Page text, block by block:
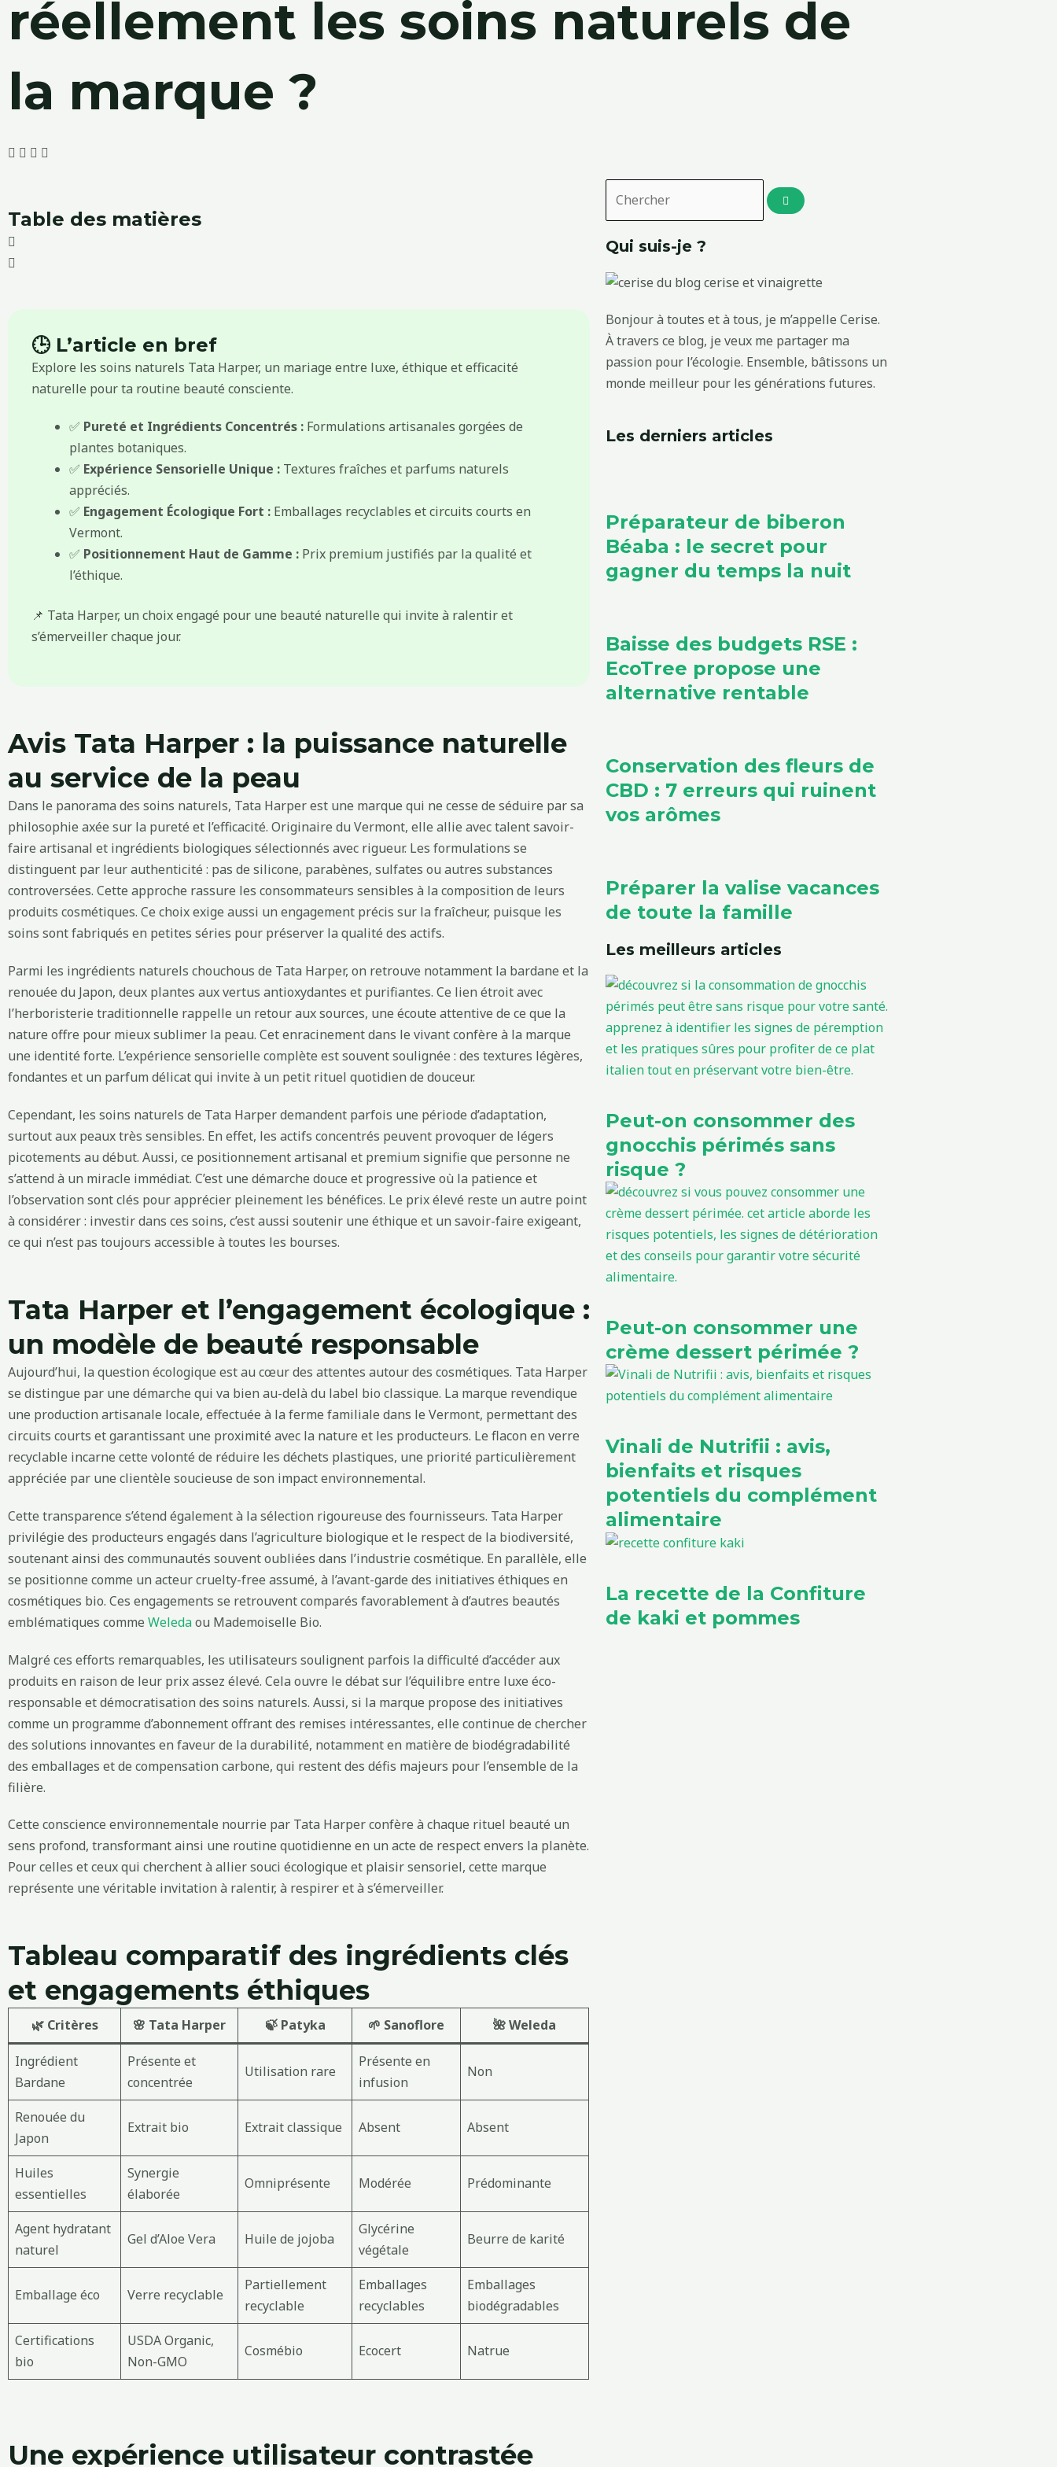
réellement les soins naturels de
la marque ?
Table des matières
🕒 L’article en bref
Explore les soins naturels Tata Harper, un mariage entre luxe, éthique et efficacité
naturelle pour ta routine beauté consciente.
✅ Pureté et Ingrédients Concentrés : Formulations artisanales gorgées de
plantes botaniques.
✅ Expérience Sensorielle Unique : Textures fraîches et parfums naturels
appréciés.
✅ Engagement Écologique Fort : Emballages recyclables et circuits courts en
Vermont.
✅ Positionnement Haut de Gamme : Prix premium justifiés par la qualité et
l’éthique.
📌 Tata Harper, un choix engagé pour une beauté naturelle qui invite à ralentir et
s’émerveiller chaque jour.
Avis Tata Harper : la puissance naturelle
au service de la peau
Dans le panorama des soins naturels, Tata Harper est une marque qui ne cesse de séduire par sa
philosophie axée sur la pureté et l’efficacité. Originaire du Vermont, elle allie avec talent savoir-
faire artisanal et ingrédients biologiques sélectionnés avec rigueur. Les formulations se
distinguent par leur authenticité : pas de silicone, parabènes, sulfates ou autres substances
controversées. Cette approche rassure les consommateurs sensibles à la composition de leurs
produits cosmétiques. Ce choix exige aussi un engagement précis sur la fraîcheur, puisque les
soins sont fabriqués en petites séries pour préserver la qualité des actifs.
Parmi les ingrédients naturels chouchous de Tata Harper, on retrouve notamment la bardane et la
renouée du Japon, deux plantes aux vertus antioxydantes et purifiantes. Ce lien étroit avec
l’herboristerie traditionnelle rappelle un retour aux sources, une écoute attentive de ce que la
nature offre pour mieux sublimer la peau. Cet enracinement dans le vivant confère à la marque
une identité forte. L’expérience sensorielle complète est souvent soulignée : des textures légères,
fondantes et un parfum délicat qui invite à un petit rituel quotidien de douceur.
Cependant, les soins naturels de Tata Harper demandent parfois une période d’adaptation,
surtout aux peaux très sensibles. En effet, les actifs concentrés peuvent provoquer de légers
picotements au début. Aussi, ce positionnement artisanal et premium signifie que personne ne
s’attend à un miracle immédiat. C’est une démarche douce et progressive où la patience et
l’observation sont clés pour apprécier pleinement les bénéfices. Le prix élevé reste un autre point
à considérer : investir dans ces soins, c’est aussi soutenir une éthique et un savoir-faire exigeant,
ce qui n’est pas toujours accessible à toutes les bourses.
Tata Harper et l’engagement écologique :
un modèle de beauté responsable
Aujourd’hui, la question écologique est au cœur des attentes autour des cosmétiques. Tata Harper
se distingue par une démarche qui va bien au-delà du label bio classique. La marque revendique
une production artisanale locale, effectuée à la ferme familiale dans le Vermont, permettant des
circuits courts et garantissant une proximité avec la nature et les producteurs. Le flacon en verre
recyclable incarne cette volonté de réduire les déchets plastiques, une priorité particulièrement
appréciée par une clientèle soucieuse de son impact environnemental.
Cette transparence s’étend également à la sélection rigoureuse des fournisseurs. Tata Harper
privilégie des producteurs engagés dans l’agriculture biologique et le respect de la biodiversité,
soutenant ainsi des communautés souvent oubliées dans l’industrie cosmétique. En parallèle, elle
se positionne comme un acteur cruelty-free assumé, à l’avant-garde des initiatives éthiques en
cosmétiques bio. Ces engagements se retrouvent comparés favorablement à d’autres beautés
emblématiques comme Weledaou Mademoiselle Bio.
Malgré ces efforts remarquables, les utilisateurs soulignent parfois la difficulté d’accéder aux
produits en raison de leur prix assez élevé. Cela ouvre le débat sur l’équilibre entre luxe éco-
responsable et démocratisation des soins naturels. Aussi, si la marque propose des initiatives
comme un programme d’abonnement offrant des remises intéressantes, elle continue de chercher
des solutions innovantes en faveur de la durabilité, notamment en matière de biodégradabilité
des emballages et de compensation carbone, qui restent des défis majeurs pour l’ensemble de la
filière.
Cette conscience environnementale nourrie par Tata Harper confère à chaque rituel beauté un
sens profond, transformant ainsi une routine quotidienne en un acte de respect envers la planète.
Pour celles et ceux qui cherchent à allier souci écologique et plaisir sensoriel, cette marque
représente une véritable invitation à ralentir, à respirer et à s’émerveiller.
Tableau comparatif des ingrédients clés
et engagements éthiques
🌿 Critères 🌸 Tata Harper 🍃 Patyka 🌱 Sanoflore 🌺 Weleda
Ingrédient
Bardane
Présente et
concentrée
Utilisation rare
Présente en
infusion
Non
Renouée du
Japon
Extrait bio Extrait classique Absent Absent
Huiles
essentielles
Synergie
élaborée
Omniprésente Modérée Prédominante
Agent hydratant
naturel
Gel d’Aloe Vera Huile de jojoba
Glycérine
végétale
Beurre de karité
Emballage éco Verre recyclable
Partiellement
recyclable
Emballages
recyclables
Emballages
biodégradables
Certifications
bio
USDA Organic,
Non-GMO
Cosmébio Ecocert Natrue
Une expérience utilisateur contrastée
Qui suis-je ?
Bonjour à toutes et à tous, je m’appelle Cerise.
À travers ce blog, je veux me partager ma
passion pour l’écologie. Ensemble, bâtissons un
monde meilleur pour les générations futures.
Les derniers articles
Préparateur de biberon
Béaba : le secret pour
gagner du temps la nuit
Baisse des budgets RSE :
EcoTree propose une
alternative rentable
Conservation des fleurs de
CBD : 7 erreurs qui ruinent
vos arômes
Préparer la valise vacances
de toute la famille
Les meilleurs articles
Peut-on consommer des
gnocchis périmés sans
risque ?
Peut-on consommer une
crème dessert périmée ?
Vinali de Nutrifii : avis,
bienfaits et risques
potentiels du complément
alimentaire
La recette de la Confiture
de kaki et pommes